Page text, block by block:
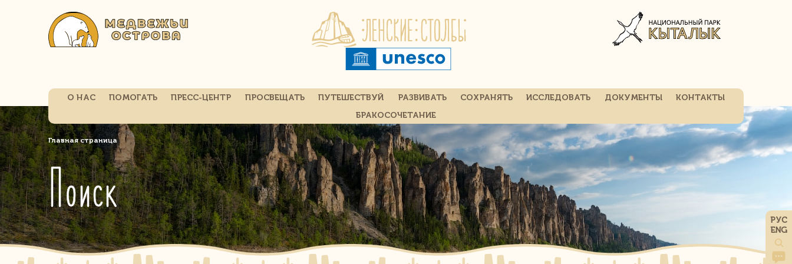
РУС
ENG
О НАС ПОМОГАТЬ ПРЕСС-ЦЕНТР ПРОСВЕЩАТЬ ПУТЕШЕСТВУЙ РАЗВИВАТЬ СОХРАНЯТЬ ИССЛЕДОВАТЬ ДОКУМЕНТЫ
КОНТАКТЫ
БРАКОСОЧЕТАНИЕ
Главная страница
Поиск